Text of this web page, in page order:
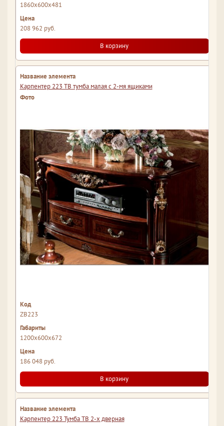
1860x600x481
208 962 руб.
В корзину
Карпентер 223 ТВ тумба малая с 2-мя ящиками
ZВ223
1200x600x672
186 048 руб.
В корзину
Карпентер 223 Тумба ТВ 2-х дверная